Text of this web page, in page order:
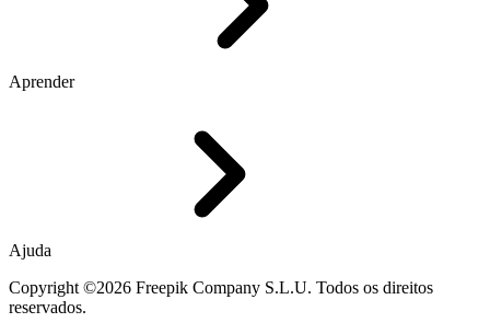
Aprender
Ajuda
Copyright ©2026 Freepik Company S.L.U. Todos os direitos
reservados.